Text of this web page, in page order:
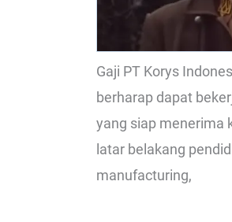
Gaji PT Korys
berharap dapat
yang siap menerima
latar belakang
manufacturing,